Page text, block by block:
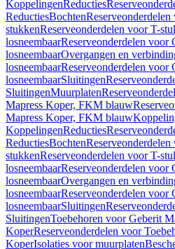
KoppelingenReducties
ReductiesBochten
stukkenReserveonderdelen voor T-
losneembaarReserveonderdelen voor
losneembaarOvergangen en
losneembaarReserveonderdelen voor
losneembaarSluitingen
SluitingenMuurplaten
Mapress Koper, FKM blauw
Mapress Koper, FKM blauw
KoppelingenReducties
ReductiesBochten
stukkenReserveonderdelen voor T-
losneembaarReserveonderdelen voor
losneembaarOvergangen en
losneembaarReserveonderdelen voor
losneembaarSluitingen
SluitingenToebehoren voor Geberit
KoperReserveonderdelen voor
KoperIsolaties voor muurplaten